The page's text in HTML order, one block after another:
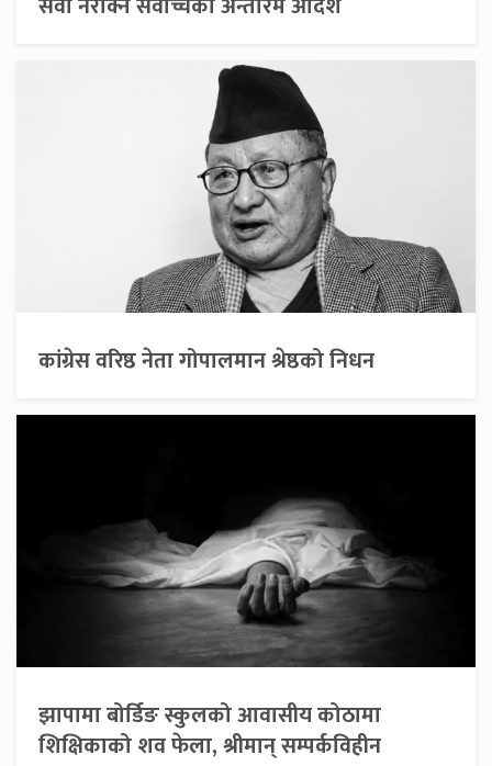
कांग्रेस वरिष्ठ नेता गोपालमान श्रेष्ठको निधन
झापामा बोर्डिङ स्कुलको आवासीय कोठामा
शिक्षिकाको शव फेला, श्रीमान् सम्पर्कविहीन